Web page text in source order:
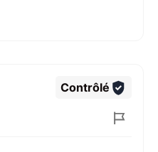
Contrôlé